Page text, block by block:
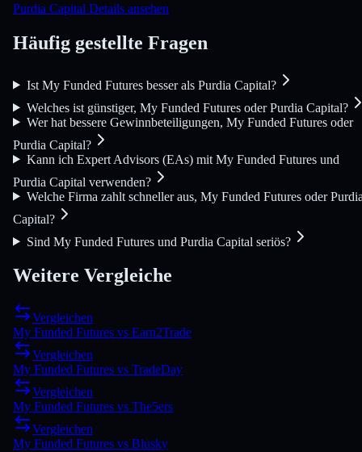
Purdia Capital Details ansehen
Häufig gestellte Fragen
Ist My Funded Futures besser als Purdia Capital?
Welches ist günstiger, My Funded Futures oder Purdia Capital?
Wer hat bessere Gewinnbeteiligungen, My Funded Futures oder
Purdia Capital?
Kann ich Expert Advisors (EAs) mit My Funded Futures und
Purdia Capital verwenden?
Welche Firma zahlt schneller aus, My Funded Futures oder
Capital?
Sind My Funded Futures und Purdia Capital seriös?
Weitere Vergleiche
Vergleichen
My Funded Futures vs Earn2Trade
Vergleichen
My Funded Futures vs TradeDay
Vergleichen
My Funded Futures vs The5ers
Vergleichen
My Funded Futures vs Blusky